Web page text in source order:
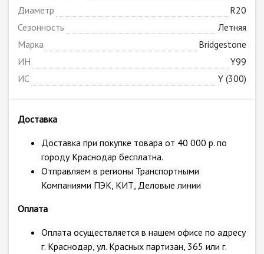
Диаметр
R20
Сезонность
Летняя
Марка
Bridgestone
ИН
Y99
ИС
Y (300)
Доставка
Доставка при покупке товара от 40 000 р. по
городу Краснодар бесплатна.
Отправляем в регионы Транспортными
Компаниями ПЭК, КИТ, Деловые линии
Оплата
Оплата осуществляется в нашем офисе по адресу
г. Краснодар, ул. Красных партизан, 365 или г.